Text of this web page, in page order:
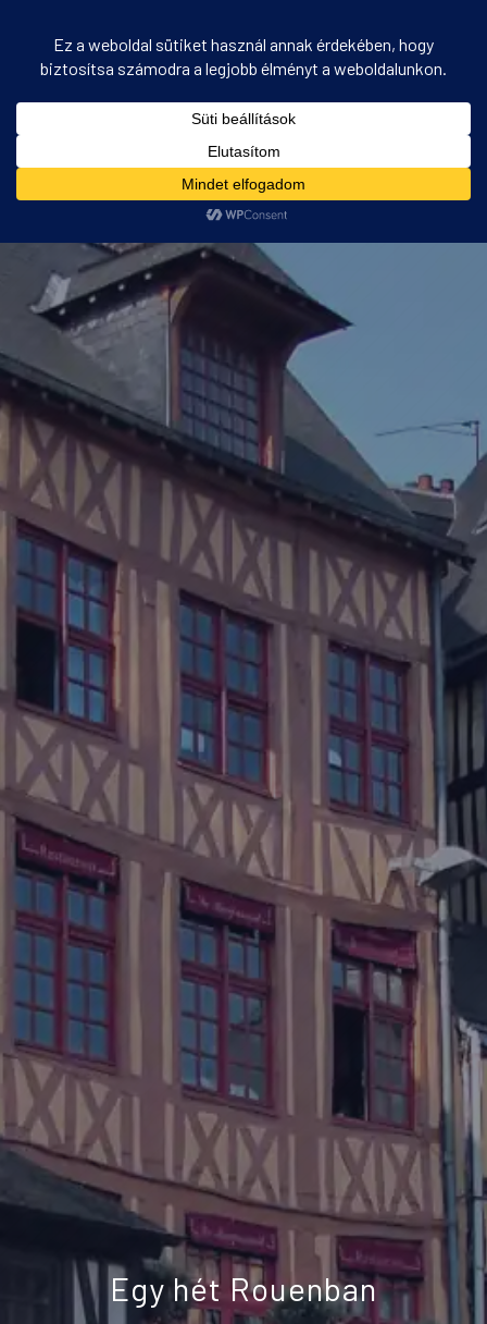
Egy hét Rouenban